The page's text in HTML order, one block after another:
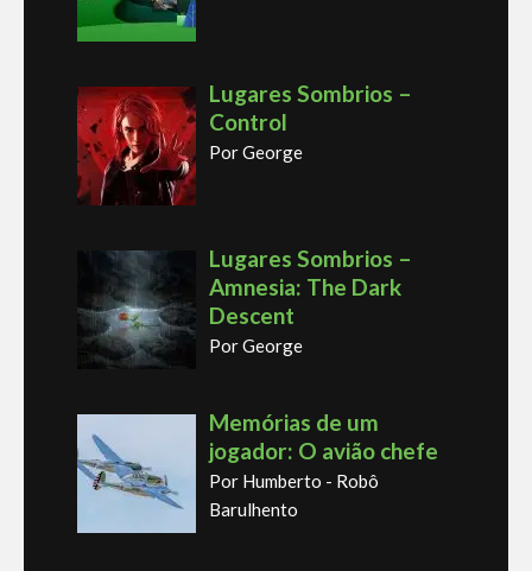
Lugares Sombrios –
Control
Por George
Lugares Sombrios –
Amnesia: The Dark
Descent
Por George
Memórias de um
jogador: O avião chefe
Por Humberto - Robô
Barulhento